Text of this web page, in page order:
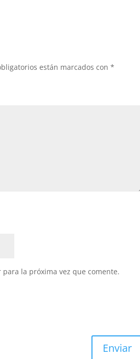
están marcados con*
la próxima vez que comente.